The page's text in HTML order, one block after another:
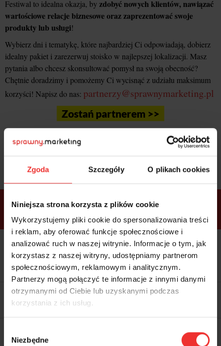
Zgoda Szczegóły O plikach cookies
Niniejsza strona korzysta z plików cookie
Wykorzystujemy pliki cookie do spersonalizowania treści
i reklam, aby oferować funkcje społecznościowe i
analizować ruch w naszej witrynie. Informacje o tym, jak
korzystasz z naszej witryny, udostępniamy partnerom
społecznościowym, reklamowym i analitycznym.
Partnerzy mogą połączyć te informacje z innymi danymi
otrzymanymi od Ciebie lub uzyskanymi podczas
korzystania z ich usług.
zgody
Niezbędne
Festiwal to idealna okazja, by zdobyć nowych klientów, nawiązać
wartościowe relacje biznesowe oraz zaprezentować swoje
produkty lub usługi!
Wybierz dni i tematykę, które najbardziej Ci odpowiadają, dobierz
idealny pakiet i zarezerwuj stoisko w najlepszej lokalizacji. Masz
pytania albo chcesz skonsultować pomysł na swoją obecność?
Chętnie doradzimy i pomożemy Ci wycisnąć z udziału maksimum
korzyści! Napisz do nas: partnerzy@sprawnymarketing.pl
Zostań partnerem >>
Sprawdź bonusyi wybierz bilet
ramach
pakietów
VIP Premium
Kolacja z prelegentami i before
party (Hotel Sheraton, 27.10) tylko
wbilecie ALLPASS VIP
Dostępne
tylko w
bilecie
ALLPASS
VIP
Dedykowana strefa VIP z
możliwością networkingu z
prelegentami i wystawcami w
WARTOŚĆ: 1970 zł